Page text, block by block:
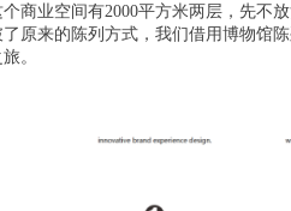
商业空间有2000平方米两层，先
原来的陈列方式，我们借用博物馆
。